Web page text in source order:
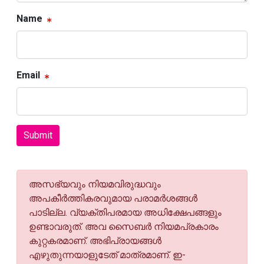
Name
Email
Submit
അസഭ്യവും നിയമവിരുദ്ധവും
അപകീര്‍ത്തികരവുമായ പരാമര്‍ശങ്ങള്‍
പാടില്ല. വ്യക്തിപരമായ അധിക്ഷേപങ്ങളും
ഉണ്ടാവരുത്. അവ സൈബര്‍ നിയമപ്രകാരം
കുറ്റകരമാണ്. അഭിപ്രായങ്ങള്‍
എഴുതുന്നയാളുടേത് മാത്രമാണ്. ഇ-